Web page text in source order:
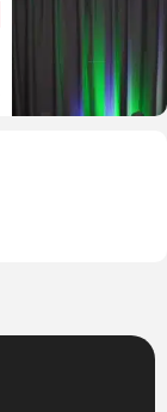
וידאו